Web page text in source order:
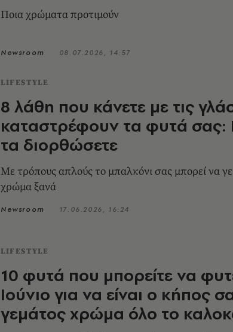
Ποια χρώματα προτιμούν
Newsroom 08.07.2026, 14:57
LIFESTYLE
8 λάθη που κάνετε με τις
καταστρέφουν τα φυτά
τα διορθώσετε
Με τρόπους απλούς το μπαλκόνι σας μπορεί να
χρώμα ξανά
Newsroom 17.06.2026, 16:24
LIFESTYLE
10 φυτά που μπορείτε να
Ιούνιο για να είναι ο κήπος
γεμάτος χρώμα όλο το